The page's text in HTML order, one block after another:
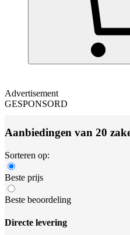
Advertisement
GESPONSORD
Aanbiedingen van 20
Sorteren op:
Beste prijs
Beste beoordeling
Directe levering